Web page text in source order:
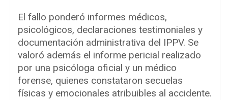
El fallo ponderó informes médicos,
psicológicos, declaraciones testimoniales y
documentación administrativa del IPPV. Se
valoró además el informe pericial realizado
por una psicóloga oficial y un médico
forense, quienes constataron secuelas
físicas y emocionales atribuibles al accidente.